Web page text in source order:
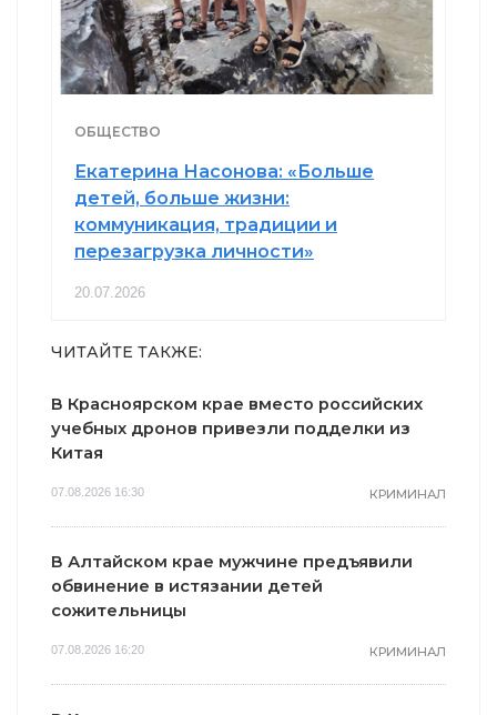
ОБЩЕСТВО
Екатерина Насонова: «Больше
детей, больше жизни:
коммуникация, традиции и
перезагрузка личности»
20.07.2026
ЧИТАЙТЕ ТАКЖЕ:
В Красноярском крае вместо российских
учебных дронов привезли подделки из
Китая
07.08.2026 16:30 КРИМИНАЛ
В Алтайском крае мужчине предъявили
обвинение в истязании детей
сожительницы
07.08.2026 16:20 КРИМИНАЛ